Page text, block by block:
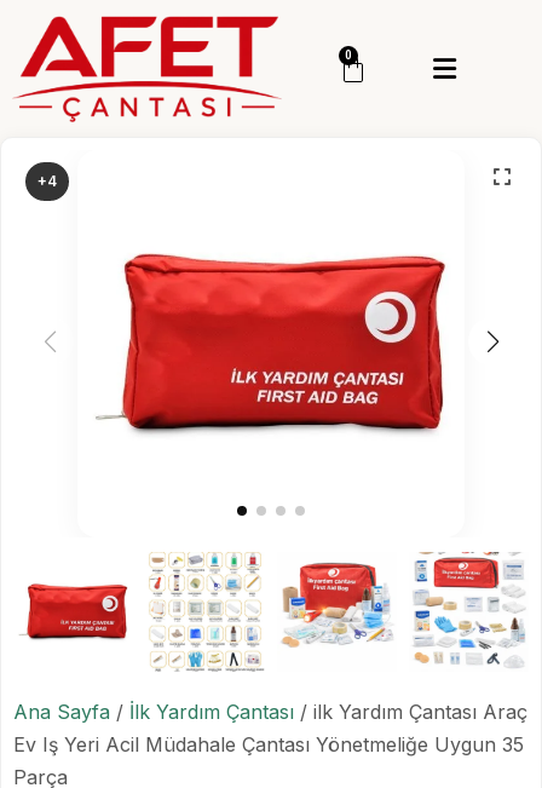
0
+4
Ana Sayfa / İlk Yardım Çantası / ilk Yardım Çantası Araç
Ev Iş Yeri Acil Müdahale Çantası Yönetmeliğe Uygun 35
Parça
Menü
Giriş Yap
Kategoriler
Deprem Çantası
Deprem Malzemesi
İlk Yardım Çantası